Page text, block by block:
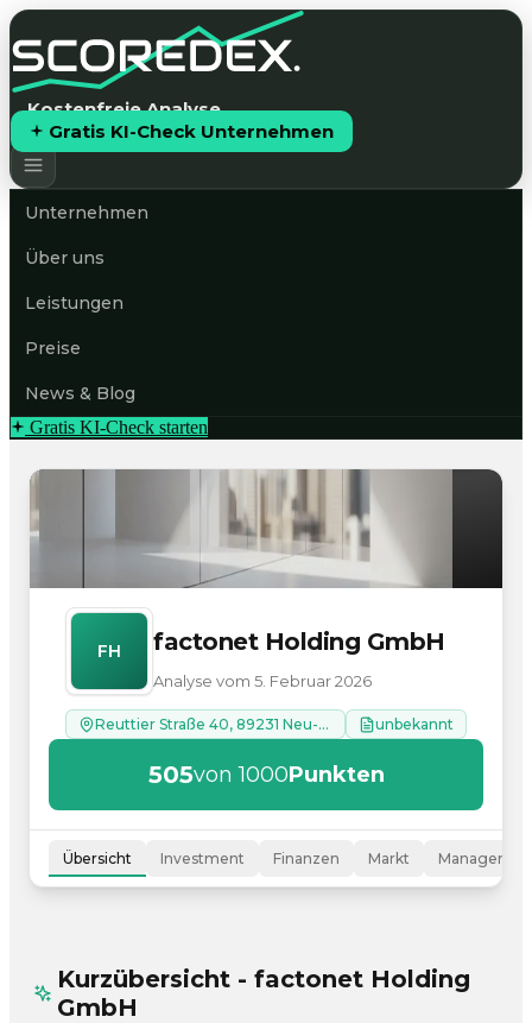
Kostenfreie Analyse
Gratis KI-Check Unternehmen
Unternehmen
Über uns
Leistungen
Preise
News & Blog
Gratis KI-Check starten
FH factonet Holding GmbH
Analyse vom 5. Februar 2026
Reuttier Straße 40, 89231 Neu-Ulm unbekannt
505von 1000Punkten
Übersicht Investment Finanzen Markt
Kurzübersicht - factonet Holding
GmbH